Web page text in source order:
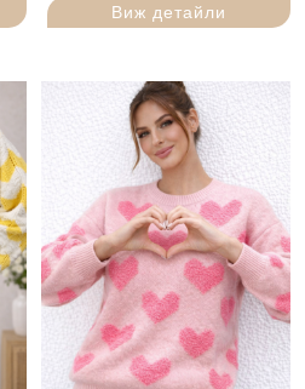
Виж детайли